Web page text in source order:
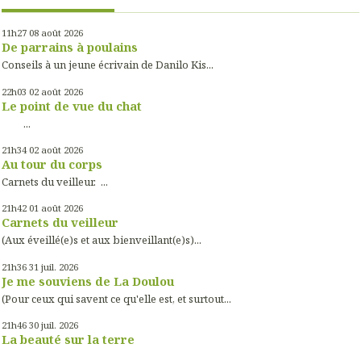
11h27 08 août 2026
De parrains à poulains
Conseils à un jeune écrivain de Danilo Kis...
22h03 02 août 2026
Le point de vue du chat
...
21h34 02 août 2026
Au tour du corps
Carnets du veilleur. ...
21h42 01 août 2026
Carnets du veilleur
(Aux éveillé(e)s et aux bienveillant(e)s)...
21h36 31 juil. 2026
Je me souviens de La Doulou
(Pour ceux qui savent ce qu'elle est, et surtout...
21h46 30 juil. 2026
La beauté sur la terre